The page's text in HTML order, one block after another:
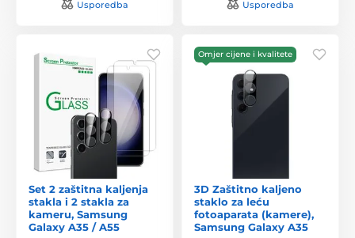
Usporedba Usporedba
Set 2 zaštitna kaljenja
stakla i 2 stakla za
kameru, Samsung
Galaxy A35 / A55
Omjer cijene i kvalitete
3D Zaštitno kaljeno
staklo za leću
fotoaparata (kamere),
Samsung Galaxy A35